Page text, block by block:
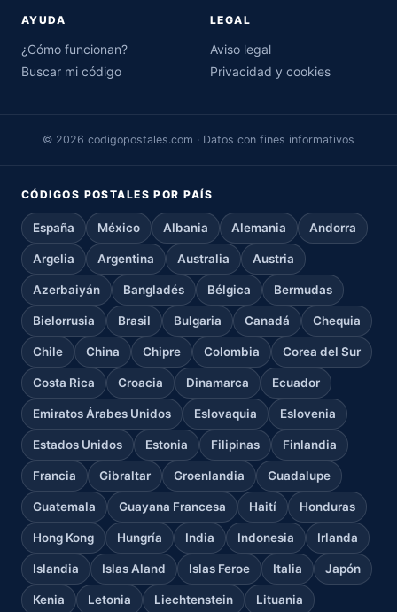
AYUDA
¿Cómo funcionan?
Buscar mi código
LEGAL
Aviso legal
Privacidad y cookies
© 2026 codigopostales.com · Datos con fines informativos
CÓDIGOS POSTALES POR PAÍS
España México Albania Alemania Andorra
Argelia Argentina Australia Austria
Azerbaiyán Bangladés Bélgica Bermudas
Bielorrusia Brasil Bulgaria Canadá Chequia
Chile China Chipre Colombia Corea del Sur
Costa Rica Croacia Dinamarca Ecuador
Emiratos Árabes Unidos Eslovaquia Eslovenia
Estados Unidos Estonia Filipinas Finlandia
Francia Gibraltar Groenlandia Guadalupe
Guatemala Guayana Francesa Haití Honduras
Hong Kong Hungría India Indonesia Irlanda
Islandia Islas Aland Islas Feroe Italia Japón
Kenia Letonia Liechtenstein Lituania